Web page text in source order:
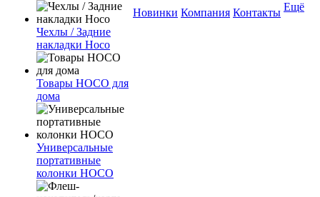
Чехлы / Задние
накладки Hoco
Товары HOCO для
дома
Универсальные
портативные
колонки HOCO
Новинки Компания Контакты Ещё